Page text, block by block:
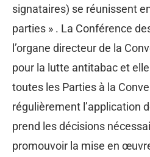
signataires) se réunissent
parties » . La Conférence
l’organe directeur de la
pour la lutte antitabac et
toutes les Parties à la
régulièrement l’application
prend les décisions
promouvoir la mise en